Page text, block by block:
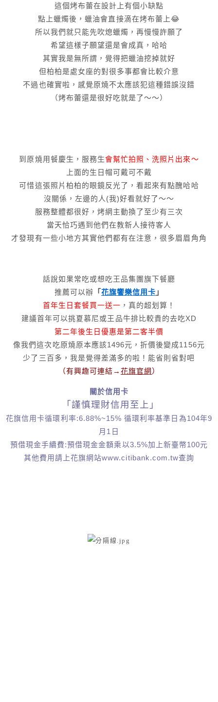
這個烤布蕾在設計上有個小缺點
點上蠟燭後，蠟油會直接滴在烤布蕾上😂
所以我們就只能先吹熄蠟燭，再慢慢許願了
希望這樣子願望還是會成真，哈哈
其實我是無所謂，覺得把蠟油挖掉就好
但柏柏是處女座的對很多事都會比較介意
不過也確實啦，感覺原燒不太應該犯這種錯誤沒錯
（烤布蕾還是很好吃就是了～～）
到原燒用餐慶生，服務生會幫忙拍照、洗照片出來～
上面的生日帽可戴可不戴
可惜這張照片柏柏的眼鏡反光了，看起來有點醜哈哈
沒關係，左邊的人(我)好看就好了～～
服務整體都很好，烤網主動換了至少有三次
當天恰巧遇到他們在教新人接待客人
才發現有一些小地方其實他們都有在注意，很多眉眉角角
話說如果常吃或想吃王品集團旗下餐廳
推薦可以辦 「 花旗饗樂信用卡 」
首年生日套餐買一送一 ，真的超划算！
建議首年可以挑夏慕尼或王品牛排比較貴的去吃XD
第二年後生日優惠是第二客半價
像我們這次吃原燒原本應該1496元，折價後變成1156元
少了三百多，我是覺得差滿多的啦！能省則省對吧
（有興趣可連結→花旗官網 ）
關於信用卡
「謹慎理財信用至上」
花旗信用卡循環利率:6.88%~15% 循環利率基準日為104年9
月1日
預借現金手續費:預借現金金額乘以3.5%加上新臺幣100元
其他費用請上花旗網站www.citibank.com.tw查詢